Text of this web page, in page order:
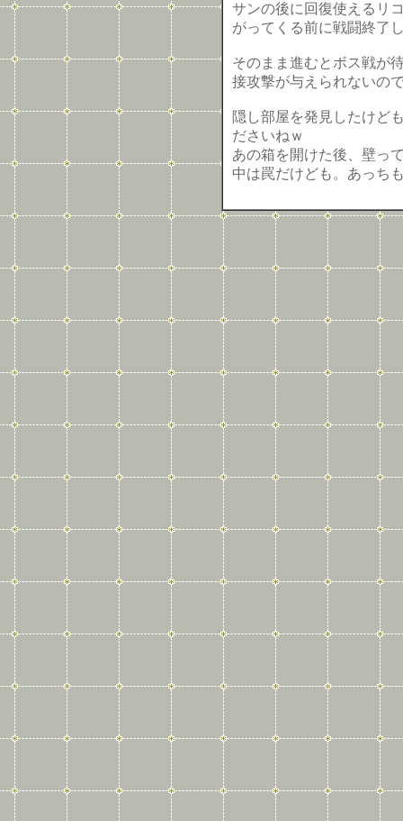
サンの後に回復使えるリ
がってくる前に戦闘終了
そのまま進むとボス戦が
接攻撃が与えられないの
隠し部屋を発見したけど
ださいねｗ
あの箱を開けた後、壁っ
中は罠だけども。あっち